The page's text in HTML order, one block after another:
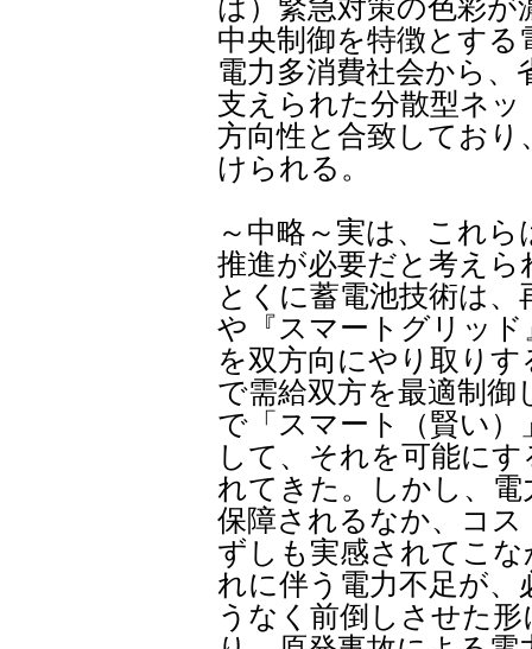
は）緊急対策の色彩が
中央制御を特徴とす
電力多消費社会から
支えられた分散型ネ
方向性と合致してお
けられる。
～中略～実は、これ
推進が必要だと考え
とくに蓄電池技術は
や『スマートグリッ
を双方向にやり取り
で需給双方を最適制
で「スマート（賢い
して、それを可能に
れてきた。しかし、
保障されるなか、コ
ずしも実感されてこ
れに伴う電力不足が
うなく前倒しさせた